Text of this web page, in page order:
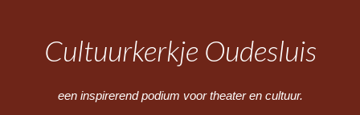
Cultuurkerkje Oudesluis
een inspirerend podium voor theater en cultuur.